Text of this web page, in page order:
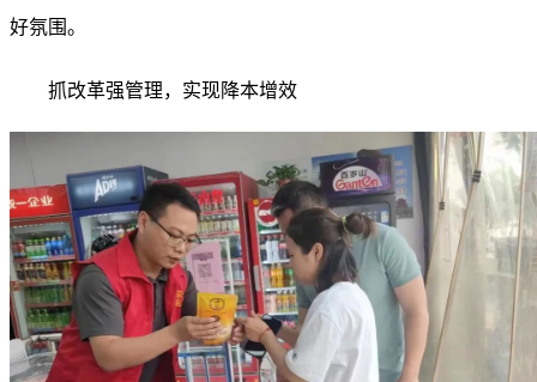
好氛围。
抓改革强管理，实现降本增效